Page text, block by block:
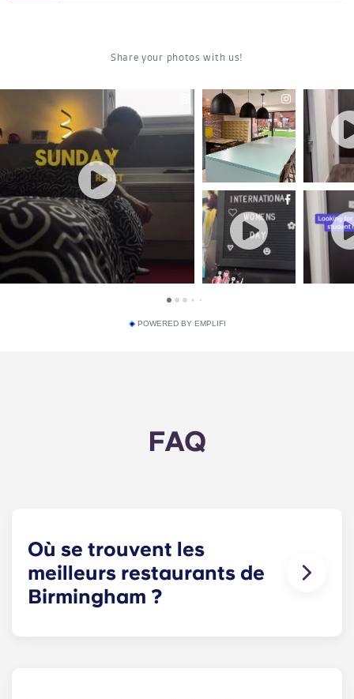
POWERED BY EMPLIFI
FAQ
Où se trouvent les
meilleurs restaurants de
Birmingham ?